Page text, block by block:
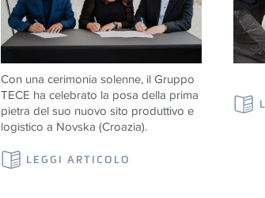
Con una cerimonia solenne, il Gruppo
TECE ha celebrato la posa della prima
pietra del suo nuovo sito produttivo e
logistico a Novska (Croazia).
LEGGI ARTICOLO